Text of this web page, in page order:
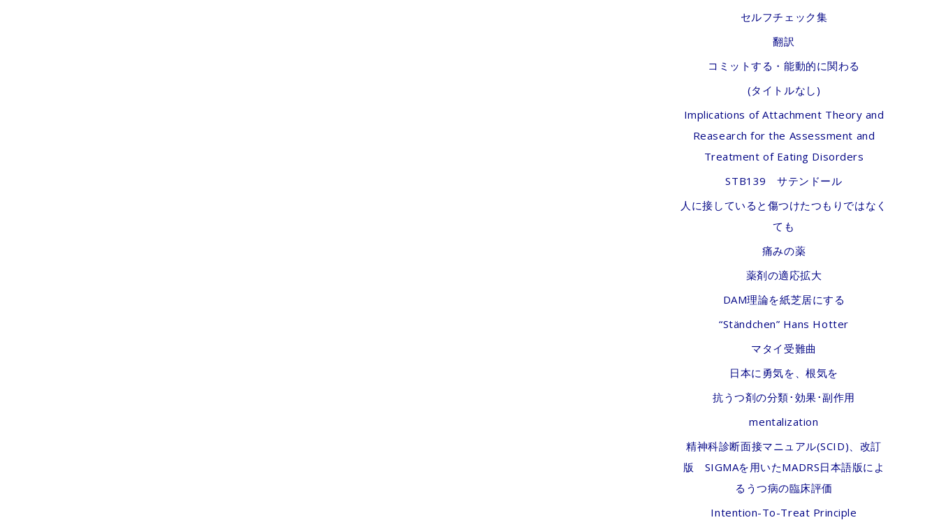
セルフチェック集
翻訳
コミットする・能動的に関わる
(タイトルなし)
Implications of Attachment Theory and
Reasearch for the Assessment and
Treatment of Eating Disorders
STB139 サテンドール
人に接していると傷つけたつもりではなく
ても
痛みの薬
薬剤の適応拡大
DAM理論を紙芝居にする
“Ständchen” Hans Hotter
マタイ受難曲
日本に勇気を、根気を
抗うつ剤の分類･効果･副作用
mentalization
精神科診断面接マニュアル(SCID)、改訂
版 SIGMAを用いたMADRS日本語版によ
るうつ病の臨床評価
Intention-To-Treat Principle